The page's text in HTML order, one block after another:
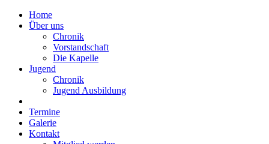
Home
Über uns
Chronik
Vorstandschaft
Die Kapelle
Jugend
Chronik
Jugend Ausbildung
Termine
Galerie
Kontakt